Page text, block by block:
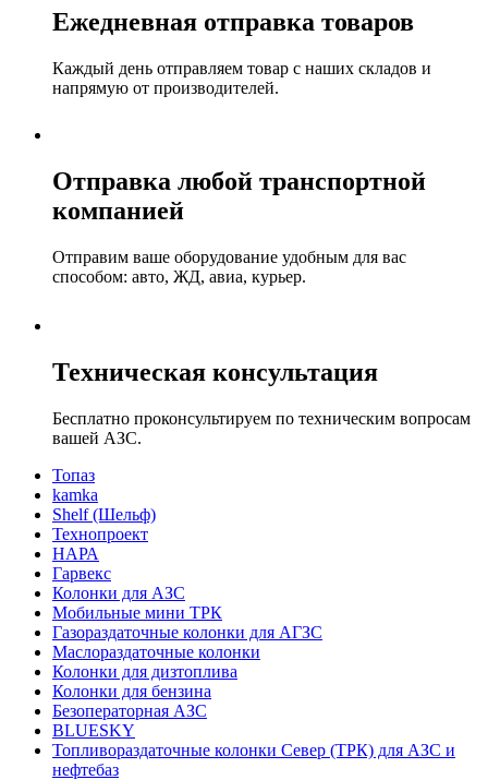
Ежедневная отправка товаров
Каждый день отправляем товар с наших складов и
напрямую от производителей.
Отправка любой транспортной
компанией
Отправим ваше оборудование удобным для вас
способом: авто, ЖД, авиа, курьер.
Техническая консультация
Бесплатно проконсультируем по техническим вопросам
вашей АЗС.
Топаз
kamka
Shelf (Шельф)
Технопроект
НАРА
Гарвекс
Колонки для АЗС
Мобильные мини ТРК
Газораздаточные колонки для АГЗС
Маслораздаточные колонки
Колонки для дизтоплива
Колонки для бензина
Безоператорная АЗС
BLUESKY
Топливораздаточные колонки Север (ТРК) для АЗС и
нефтебаз